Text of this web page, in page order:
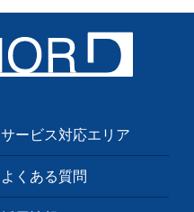
サービス対応エリア
よくある質問